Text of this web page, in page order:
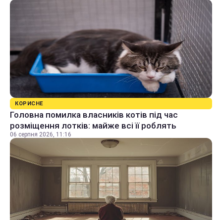
КОРИСНЕ
Головна помилка власників котів під час
розміщення лотків: майже всі її роблять
06 серпня 2026, 11:16